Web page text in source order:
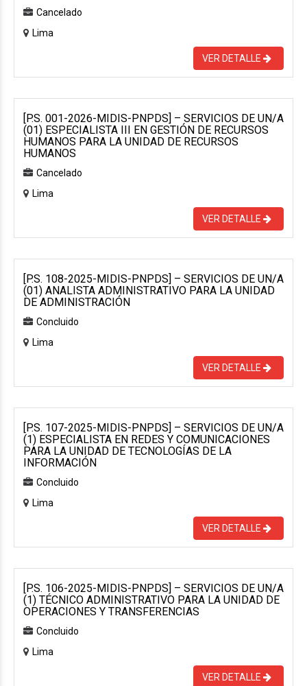
Cancelado
Lima
VER DETALLE
[P.S. 001-2026-MIDIS-PNPDS] – SERVICIOS DE UN/A
(01) ESPECIALISTA III EN GESTIÓN DE RECURSOS
HUMANOS PARA LA UNIDAD DE RECURSOS
HUMANOS
Cancelado
Lima
VER DETALLE
[P.S. 108-2025-MIDIS-PNPDS] – SERVICIOS DE UN/A
(01) ANALISTA ADMINISTRATIVO PARA LA UNIDAD
DE ADMINISTRACIÓN
Concluido
Lima
VER DETALLE
[P.S. 107-2025-MIDIS-PNPDS] – SERVICIOS DE UN/A
(1) ESPECIALISTA EN REDES Y COMUNICACIONES
PARA LA UNIDAD DE TECNOLOGÍAS DE LA
INFORMACIÓN
Concluido
Lima
VER DETALLE
[P.S. 106-2025-MIDIS-PNPDS] – SERVICIOS DE UN/A
(1) TÉCNICO ADMINISTRATIVO PARA LA UNIDAD DE
OPERACIONES Y TRANSFERENCIAS
Concluido
Lima
VER DETALLE